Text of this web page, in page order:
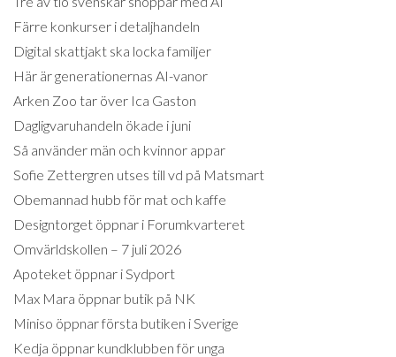
Färre konkurser i detaljhandeln
Digital skattjakt ska locka familjer
Här är generationernas AI-vanor
Arken Zoo tar över Ica Gaston
Dagligvaruhandeln ökade i juni
Så använder män och kvinnor appar
Sofie Zettergren utses till vd på Matsmart
Obemannad hubb för mat och kaffe
Designtorget öppnar i Forumkvarteret
Omvärldskollen – 7 juli 2026
Apoteket öppnar i Sydport
Max Mara öppnar butik på NK
Miniso öppnar första butiken i Sverige
Kedja öppnar kundklubben för unga